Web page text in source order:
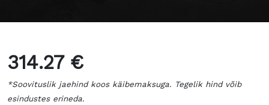
314.27 €
*Soovituslik jaehind koos käibemaksuga. Tegelik hind võib
esindustes erineda.